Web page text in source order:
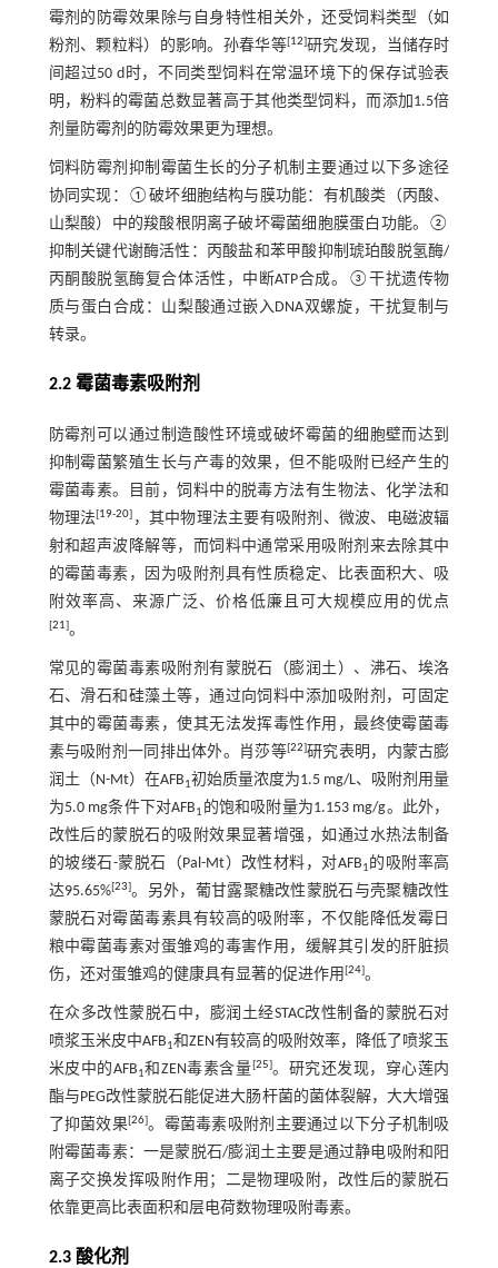
霉剂的防霉效果除与自身特性相关外，还受饲料类型（如
粉剂、颗粒料）的影响。孙春华等[12]研究发现，当储存时
间超过50 d时，不同类型饲料在常温环境下的保存试验表
明，粉料的霉菌总数显著高于其他类型饲料，而添加1.5倍
剂量防霉剂的防霉效果更为理想。
饲料防霉剂抑制霉菌生长的分子机制主要通过以下多途径
协同实现：①破坏细胞结构与膜功能：有机酸类（丙酸、
山梨酸）中的羧酸根阴离子破坏霉菌细胞膜蛋白功能。②
抑制关键代谢酶活性：丙酸盐和苯甲酸抑制琥珀酸脱氢酶/
丙酮酸脱氢酶复合体活性，中断ATP合成。③干扰遗传物
质与蛋白合成：山梨酸通过嵌入DNA双螺旋，干扰复制与
转录。
2.2 霉菌毒素吸附剂
防霉剂可以通过制造酸性环境或破坏霉菌的细胞壁而达到
抑制霉菌繁殖生长与产毒的效果，但不能吸附已经产生的
霉菌毒素。目前，饲料中的脱毒方法有生物法、化学法和
物理法[19-20] ，其中物理法主要有吸附剂、微波、电磁波辐
射和超声波降解等，而饲料中通常采用吸附剂来去除其中
的霉菌毒素，因为吸附剂具有性质稳定、比表面积大、吸
附效率高、来源广泛、价格低廉且可大规模应用的优点
[21]。
常见的霉菌毒素吸附剂有蒙脱石（膨润土）、沸石、埃洛
石、滑石和硅藻土等，通过向饲料中添加吸附剂，可固定
其中的霉菌毒素，使其无法发挥毒性作用，最终使霉菌毒
素与吸附剂一同排出体外。肖莎等[22]研究表明，内蒙古膨
润土（N-Mt）在AFB1初始质量浓度为1.5 mg/L、吸附剂用量
为5.0 mg条件下对AFB1 的饱和吸附量为1.153 mg/g。此外，
改性后的蒙脱石的吸附效果显著增强，如通过水热法制备
的坡缕石-蒙脱石（Pal-Mt）改性材料，对AFB1 的吸附率高
达95.65%[23]。另外，葡甘露聚糖改性蒙脱石与壳聚糖改性
蒙脱石对霉菌毒素具有较高的吸附率，不仅能降低发霉日
粮中霉菌毒素对蛋雏鸡的毒害作用，缓解其引发的肝脏损
伤，还对蛋雏鸡的健康具有显著的促进作用 [24]。
在众多改性蒙脱石中，膨润土经STAC改性制备的蒙脱石对
喷浆玉米皮中AFB1和ZEN有较高的吸附效率，降低了喷浆玉
米皮中的AFB1和ZEN毒素含量[25]。研究还发现，穿心莲内
酯与PEG改性蒙脱石能促进大肠杆菌的菌体裂解，大大增强
了抑菌效果[26]。霉菌毒素吸附剂主要通过以下分子机制吸
附霉菌毒素：一是蒙脱石/膨润土主要是通过静电吸附和阳
离子交换发挥吸附作用；二是物理吸附，改性后的蒙脱石
依靠更高比表面积和层电荷数物理吸附毒素。
2.3 酸化剂